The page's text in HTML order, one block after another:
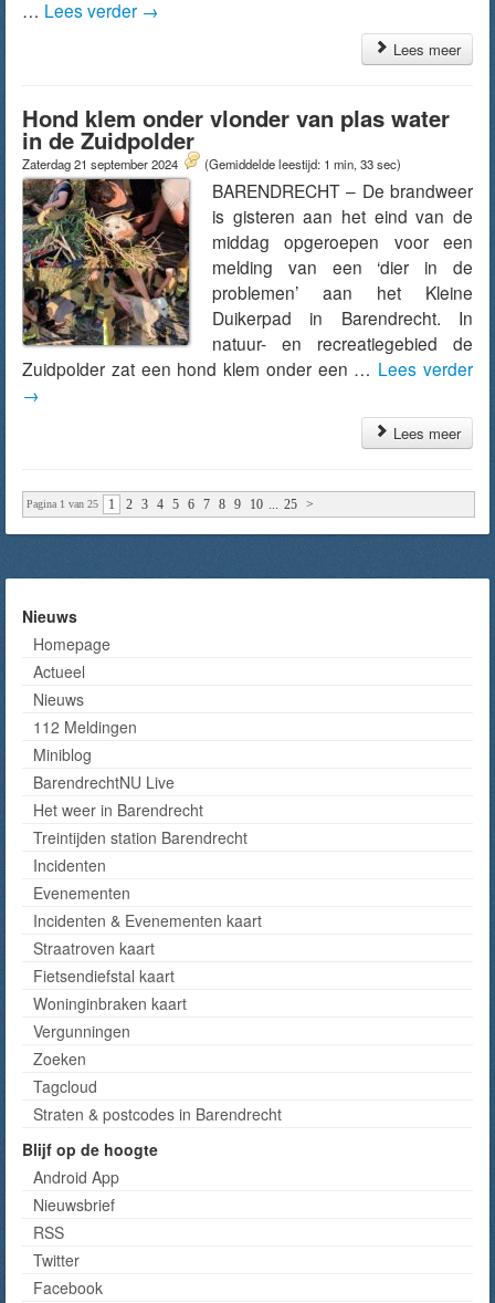
… Lees verder →
Lees meer
Hond klem onder vlonder van plas water
in de Zuidpolder
Zaterdag 21 september 2024 (Gemiddelde leestijd: 1 min, 33 sec)
BARENDRECHT – De brandweer
is gisteren aan het eind van de
middag opgeroepen voor een
melding van een ‘dier in de
problemen’ aan het Kleine
Duikerpad in Barendrecht. In
natuur- en recreatiegebied de
Zuidpolder zat een hond klem onder een … Lees verder
→
Lees meer
Pagina 1 van 25 1 2 3 4 5 6 7 8 9 10 ... 25 >
Nieuws
Homepage
Actueel
Nieuws
112 Meldingen
Miniblog
BarendrechtNU Live
Het weer in Barendrecht
Treintijden station Barendrecht
Incidenten
Evenementen
Incidenten & Evenementen kaart
Straatroven kaart
Fietsendiefstal kaart
Woninginbraken kaart
Vergunningen
Zoeken
Tagcloud
Straten & postcodes in Barendrecht
Blijf op de hoogte
Android App
Nieuwsbrief
RSS
Twitter
Facebook